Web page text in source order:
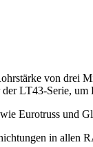
von drei
LT43-Serie,
Eurotruss und
in allen